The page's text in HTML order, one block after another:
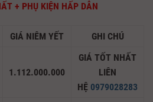
+ PHỤ KIỆN HẤP DẪN
GIÁ NIÊM YẾT GHI CHÚ
1.112.000.000
GIÁ TỐT NHẤT
LIÊN
HỆ 0979028283